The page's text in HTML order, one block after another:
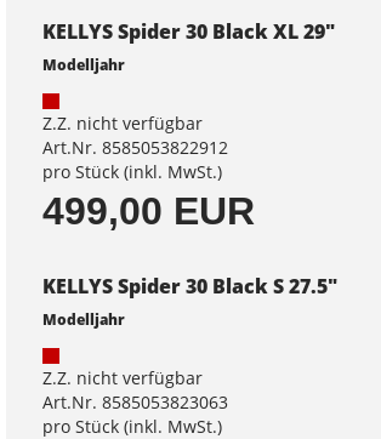
KELLYS Spider 30 Black XL 29"
Modelljahr
Z.Z. nicht verfügbar
Art.Nr. 8585053822912
pro Stück (inkl. MwSt.)
499,00 EUR
KELLYS Spider 30 Black S 27.5"
Modelljahr
Z.Z. nicht verfügbar
Art.Nr. 8585053823063
pro Stück (inkl. MwSt.)